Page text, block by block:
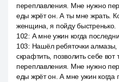
переплавления. Мне нужно
еды жрёт он. А ты мне жрать.
женщина, я пойду быстренько.
102: А мне ужин когда
103: Нашёл ребяточки алмазы,
скрафтить, позволить себе вот
переплавления. Мне нужно
еды жрёт он. А мне ужин когда